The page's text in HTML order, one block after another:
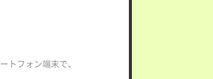
フォン端末で、